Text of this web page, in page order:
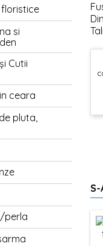
floristice
si
Cutii
ceara
pluta,
perla
S-